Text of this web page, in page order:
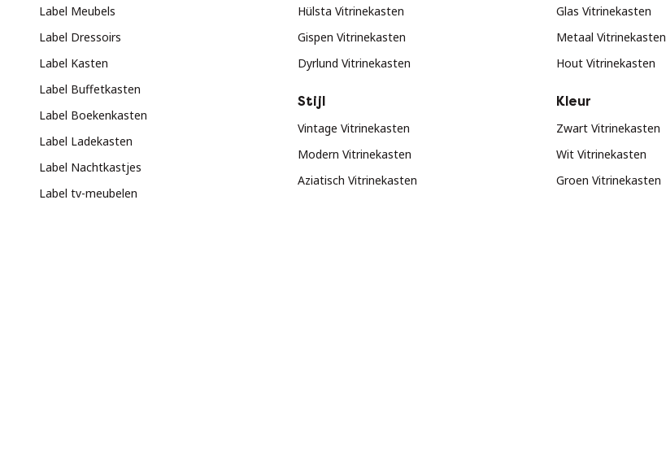
Label Meubels
Label Dressoirs
Label Kasten
Label Buffetkasten
Label Boekenkasten
Label Ladekasten
Label Nachtkastjes
Label tv-meubelen
Hülsta Vitrinekasten
Gispen Vitrinekasten
Dyrlund Vitrinekasten
Stijl
Vintage Vitrinekasten
Modern Vitrinekasten
Aziatisch Vitrinekasten
Glas Vitrinekasten
Metaal Vitrinekasten
Hout Vitrinekasten
Kleur
Zwart Vitrinekasten
Wit Vitrinekasten
Groen Vitrinekasten